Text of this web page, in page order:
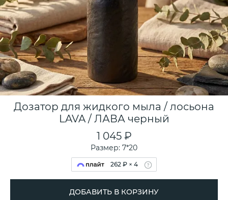
Дозатор для жидкого мыла / лосьона
LAVA / ЛАВА черный
1 045 ₽
Размер: 7*20
262 ₽ × 4
ДОБАВИТЬ В КОРЗИНУ